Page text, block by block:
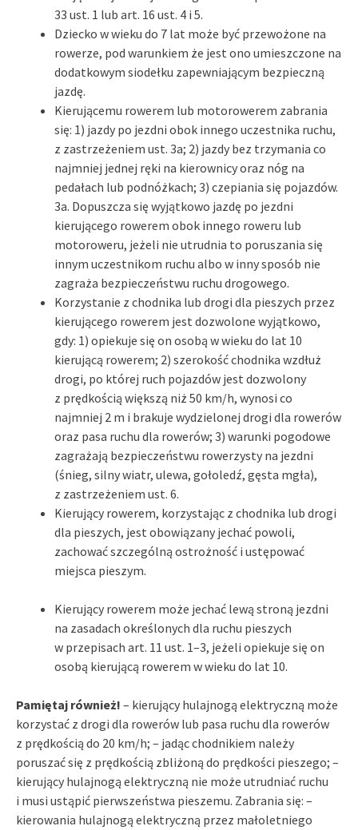
33 ust. 1 lub art. 16 ust. 4 i 5.
Dziecko w wieku do 7 lat może być przewożone na
rowerze, pod warunkiem że jest ono umieszczone na
dodatkowym siodełku zapewniającym bezpieczną
jazdę.
Kierującemu rowerem lub motorowerem zabrania
się: 1) jazdy po jezdni obok innego uczestnika ruchu,
z zastrzeżeniem ust. 3a; 2) jazdy bez trzymania co
najmniej jednej ręki na kierownicy oraz nóg na
pedałach lub podnóżkach; 3) czepiania się pojazdów.
3a. Dopuszcza się wyjątkowo jazdę po jezdni
kierującego rowerem obok innego roweru lub
motoroweru, jeżeli nie utrudnia to poruszania się
innym uczestnikom ruchu albo w inny sposób nie
zagraża bezpieczeństwu ruchu drogowego.
Korzystanie z chodnika lub drogi dla pieszych przez
kierującego rowerem jest dozwolone wyjątkowo,
gdy: 1) opiekuje się on osobą w wieku do lat 10
kierującą rowerem; 2) szerokość chodnika wzdłuż
drogi, po której ruch pojazdów jest dozwolony
z prędkością większą niż 50 km/h, wynosi co
najmniej 2 m i brakuje wydzielonej drogi dla rowerów
oraz pasa ruchu dla rowerów; 3) warunki pogodowe
zagrażają bezpieczeństwu rowerzysty na jezdni
(śnieg, silny wiatr, ulewa, gołoledź, gęsta mgła),
z zastrzeżeniem ust. 6.
Kierujący rowerem, korzystając z chodnika lub drogi
dla pieszych, jest obowiązany jechać powoli,
zachować szczególną ostrożność i ustępować
miejsca pieszym.
Kierujący rowerem może jechać lewą stroną jezdni
na zasadach określonych dla ruchu pieszych
w przepisach art. 11 ust. 1–3, jeżeli opiekuje się on
osobą kierującą rowerem w wieku do lat 10.
Pamiętaj również! – kierujący hulajnogą elektryczną może
korzystać z drogi dla rowerów lub pasa ruchu dla rowerów
z prędkością do 20 km/h; – jadąc chodnikiem należy
poruszać się z prędkością zbliżoną do prędkości pieszego; –
kierujący hulajnogą elektryczną nie może utrudniać ruchu
i musi ustąpić pierwszeństwa pieszemu. Zabrania się: –
kierowania hulajnogą elektryczną przez małoletniego